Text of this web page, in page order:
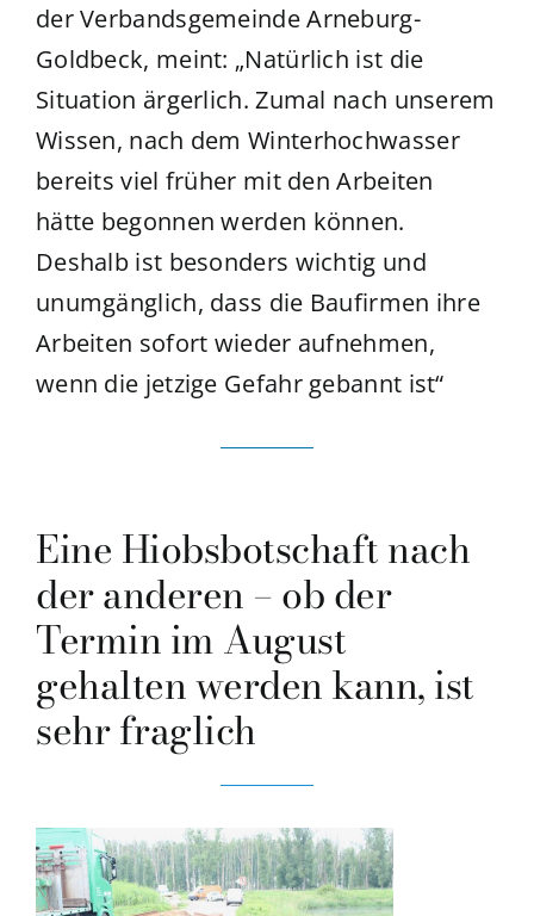
der Verbandsgemeinde Arneburg-
Goldbeck, meint: „Natürlich ist die
Situation ärgerlich. Zumal nach unserem
Wissen, nach dem Winterhochwasser
bereits viel früher mit den Arbeiten
hätte begonnen werden können.
Deshalb ist besonders wichtig und
unumgänglich, dass die Baufirmen ihre
Arbeiten sofort wieder aufnehmen,
wenn die jetzige Gefahr gebannt ist“
Eine Hiobsbotschaft nach
der anderen – ob der
Termin im August
gehalten werden kann, ist
sehr fraglich